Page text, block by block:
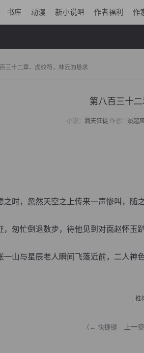
书库 动漫 新小说吧 作者福利 作
三十二章、虎纹符，林云的恳求
第八百三十
小说： 戮天狂徒作者： 淡起
，忽然天空之上传来一声惨叫，随
忙倒退数步，待他见到对面赵怀玉
山与星辰老人瞬间飞落近前，二人神
推
（← 快捷键 上一章